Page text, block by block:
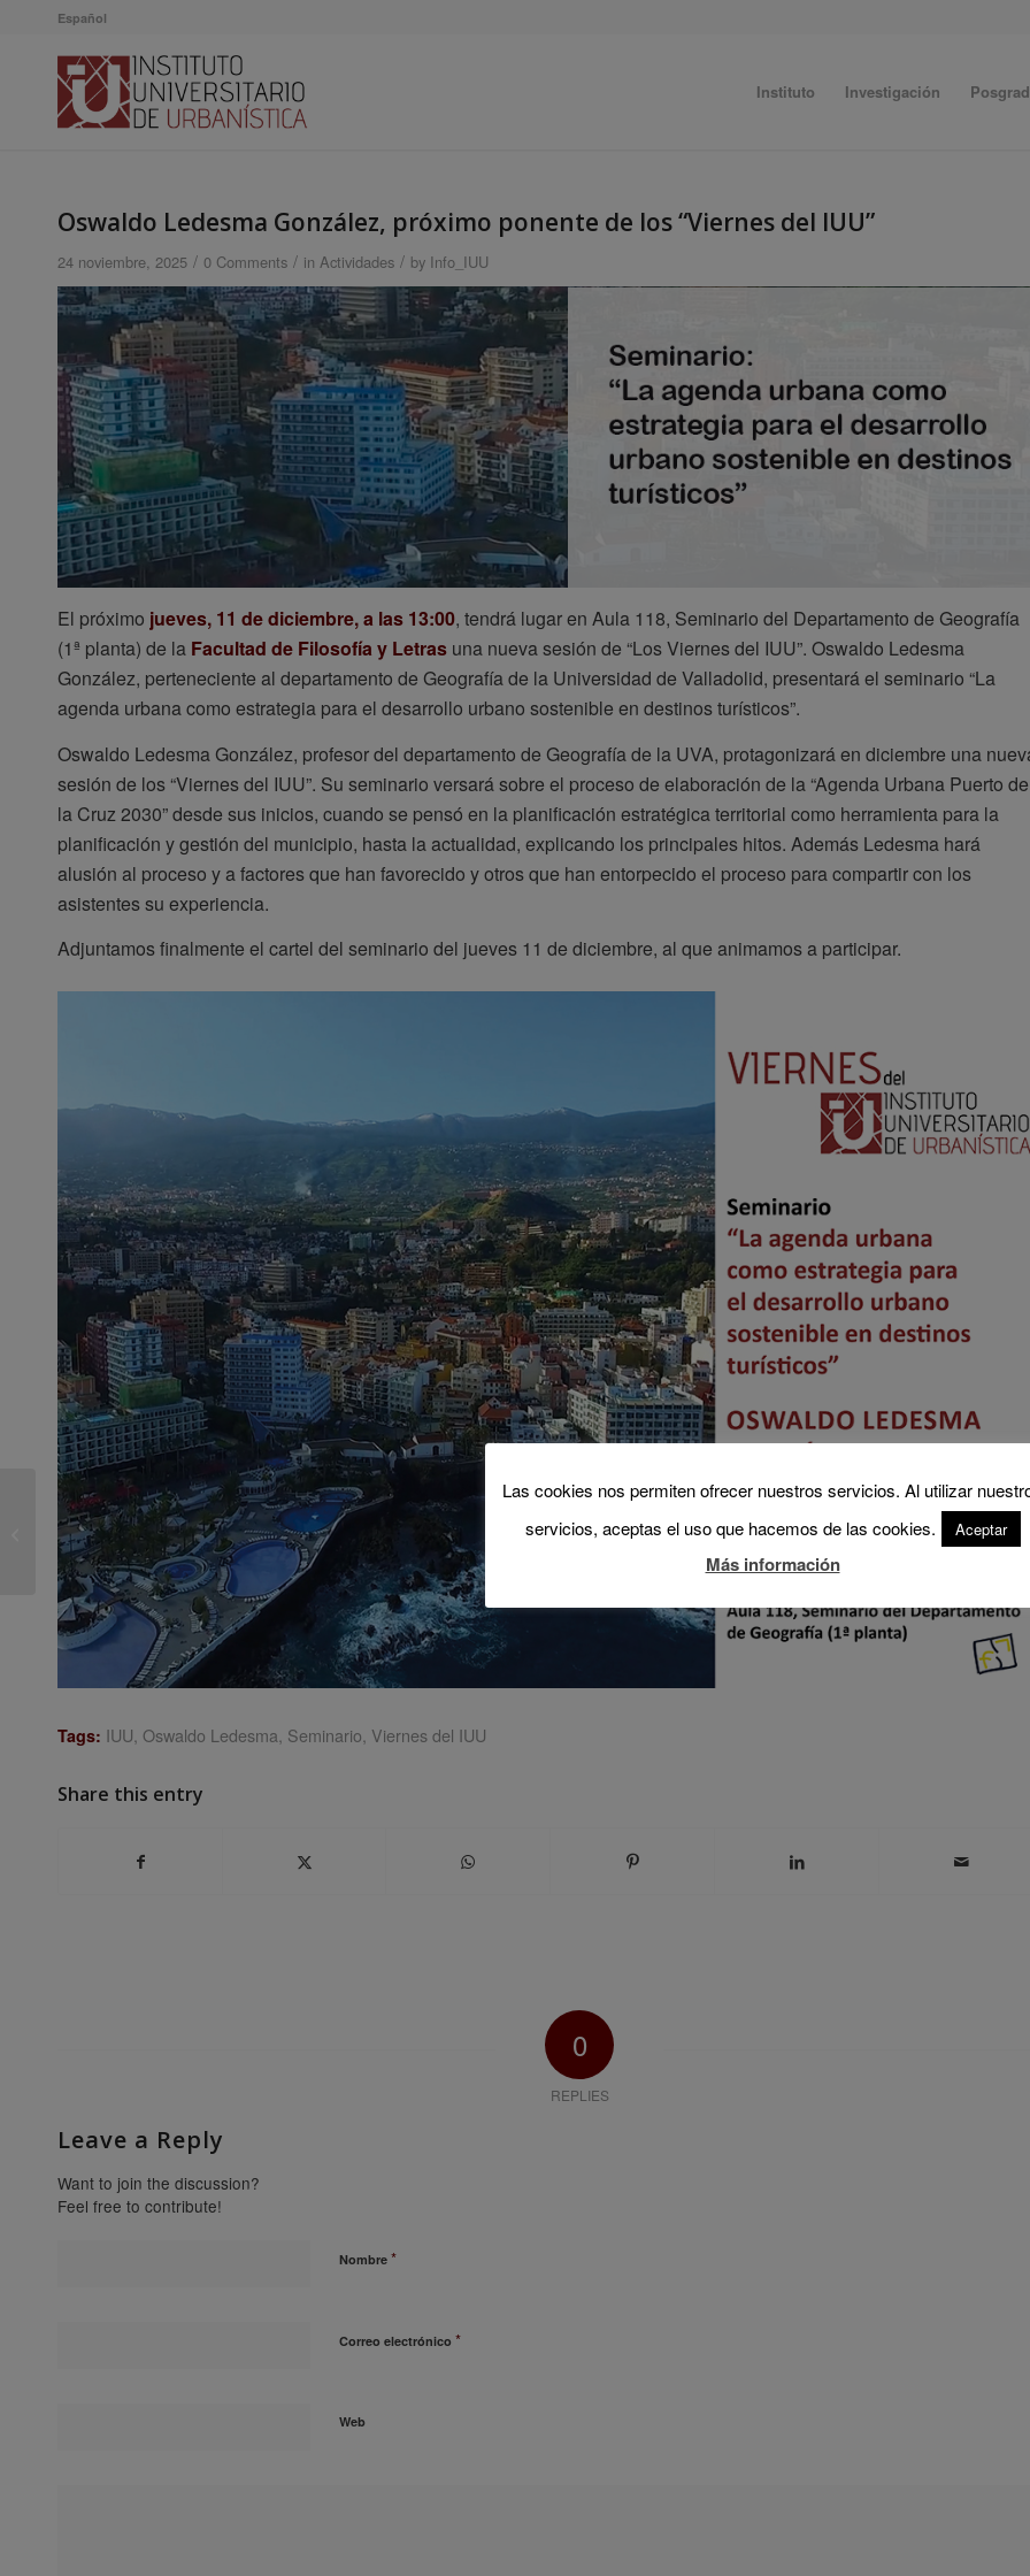
Español
Instituto Investigación
Oswaldo Ledesma González, próximo ponente de los “Viernes del IUU”
24 noviembre, 2025 / 0 Comments / in Actividades / by Info_IUU
El próximo jueves, 11 de diciembre, a las 13:00, tendrá lugar en Aula 118, Seminario del Departamento de Geografía
(1ª planta) de la Facultad de Filosofía y Letras una nueva sesión de “Los Viernes del IUU”. Oswaldo Ledesma
González, perteneciente al departamento de Geografía de la Universidad de Valladolid, presentará el seminario “La
agenda urbana como estrategia para el desarrollo urbano sostenible en destinos turísticos”.
Oswaldo Ledesma González, profesor del departamento de Geografía de la UVA, protagonizará en diciembre una
sesión de los “Viernes del IUU”. Su seminario versará sobre el proceso de elaboración de la “Agenda Urbana Puerto de
la Cruz 2030” desde sus inicios, cuando se pensó en la planificación estratégica territorial como herramienta para la
planificación y gestión del municipio, hasta la actualidad, explicando los principales hitos. Además Ledesma hará
alusión al proceso y a factores que han favorecido y otros que han entorpecido el proceso para compartir con los
asistentes su experiencia.
Adjuntamos finalmente el cartel del seminario del jueves 11 de diciembre, al que animamos a participar.
Tags: IUU Oswaldo Ledesma Seminario Viernes del IUU
Share this entry
0
REPLIES
Leave a Reply
Want to join the discussion?
Feel free to contribute!
Nombre *
Correo electrónico *
Web
Abierto el plazo de
recepción de artículos
para Ciudades 30: “Los
centros...
Las cookies nos permiten ofrecer nuestros servicios. Al utilizar
servicios, aceptas el uso que hacemos de las cookies.
Aceptar
Más información